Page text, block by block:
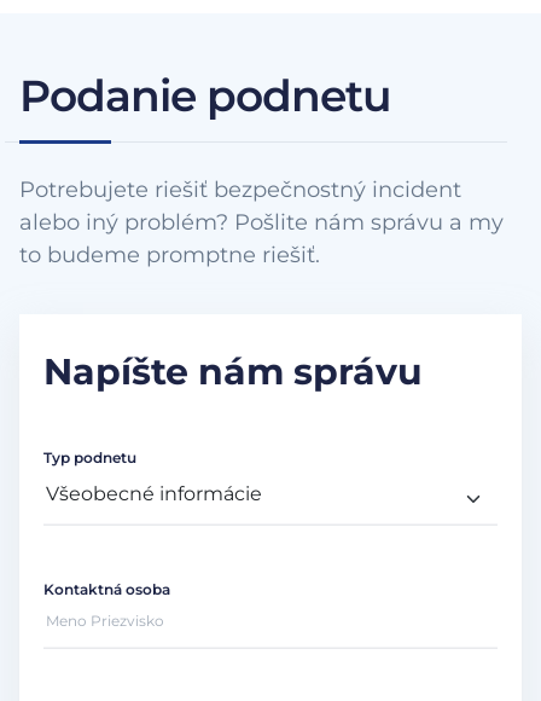
Podanie podnetu
Potrebujete riešiť bezpečnostný incident
alebo iný problém? Pošlite nám správu a my
to budeme promptne riešiť.
Napíšte nám správu
Typ podnetu
Kontaktná osoba